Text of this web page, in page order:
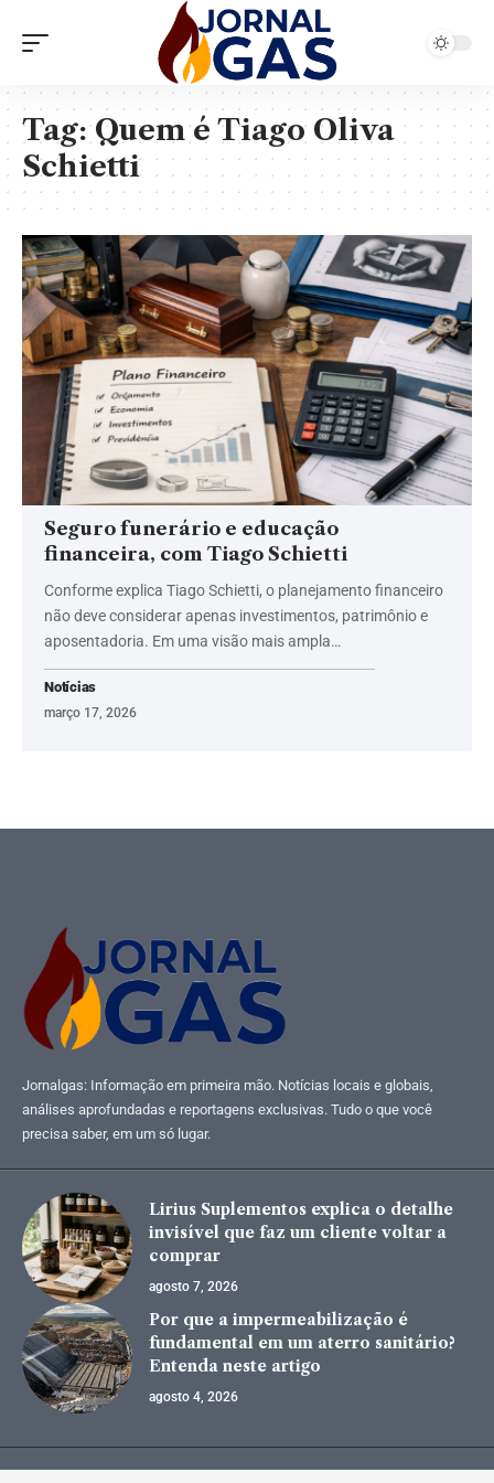
Tag:Quem é Tiago Oliva
Schietti
Seguro funerário e educação
financeira, com Tiago Schietti
Conforme explica Tiago Schietti, o planejamento financeiro
não deve considerar apenas investimentos, patrimônio e
aposentadoria. Em uma visão mais ampla…
Notícias
março 17, 2026
Jornalgas: Informação em primeira mão. Notícias locais e globais,
análises aprofundadas e reportagens exclusivas. Tudo o que você
precisa saber, em um só lugar.
Lirius Suplementos explica o detalhe
invisível que faz um cliente voltar a
comprar
agosto 7, 2026
Por que a impermeabilização é
fundamental em um aterro sanitário?
Entenda neste artigo
agosto 4, 2026